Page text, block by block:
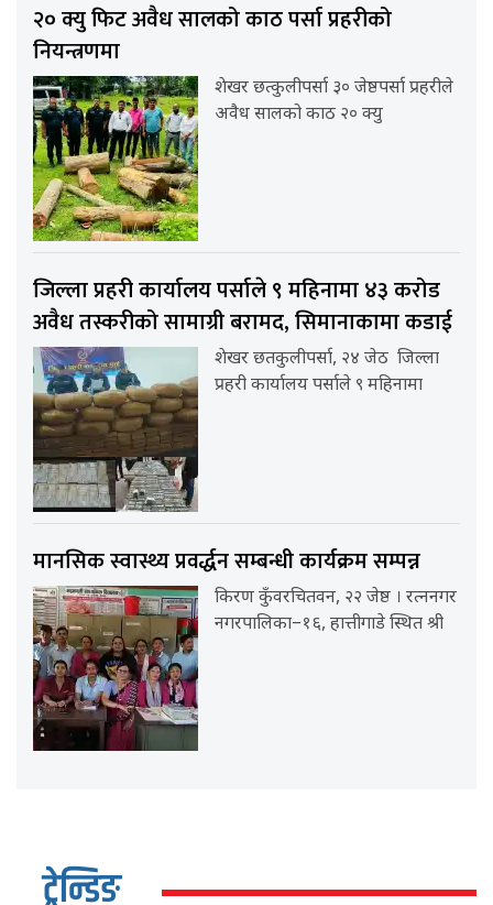
२० क्यु फिट अवैध सालको काठ पर्सा प्रहरीको
नियन्त्रणमा
शेखर छत्कुलीपर्सा ३० जेष्ठपर्सा प्रहरीले
अवैध सालको काठ २० क्यु
जिल्ला प्रहरी कार्यालय पर्साले ९ महिनामा ४३ करोड
अवैध तस्करीको सामाग्री बरामद, सिमानाकामा कडाई
शेखर छतकुलीपर्सा, २४ जेठ जिल्ला
प्रहरी कार्यालय पर्साले ९ महिनामा
मानसिक स्वास्थ्य प्रवर्द्धन सम्बन्धी कार्यक्रम सम्पन्न
किरण कुँवरचितवन, २२ जेष्ठ । रत्ननगर
नगरपालिका–१६, हात्तीगाडे स्थित श्री
ट्रेन्डिङ